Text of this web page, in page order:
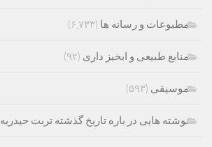
مطبوعات و رسانه ها (۶,۷۳۳)
منابع طبیعی و ابخیز داری (۹۲)
موسیقی (۵۹۳)
نوشته هایی در باره تاریخ گذشته تربت حیدریه